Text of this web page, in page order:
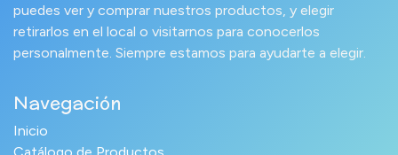
puedes ver y comprar nuestros productos, y elegir
retirarlos en el local o visitarnos para conocerlos
personalmente. Siempre estamos para ayudarte a elegir.
Navegación
Inicio
Catálogo de Productos